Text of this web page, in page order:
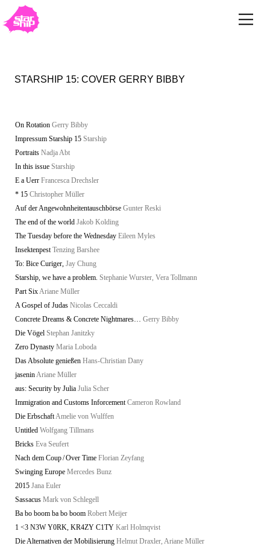
STARSHIP 15: COVER GERRY BIBBY
On Rotation Gerry Bibby
Impressum Starship 15 Starship
Portraits Nadja Abt
In this issue Starship
E a Uerr Francesca Drechsler
* 15 Christopher Müller
Auf der Angewohnheitentauschbörse Gunter Reski
The end of the world Jakob Kolding
The Tuesday before the Wednesday Eileen Myles
Insektenpest Tenzing Barshee
To: Bice Curiger, Jay Chung
Starship, we have a problem. Stephanie Wurster, Vera Tollmann
Part SixAriane Müller
A Gospel of Judas Nicolas Ceccaldi
Concrete Dreams & Concrete Nightmares… Gerry Bibby
Die Vögel Stephan Janitzky
Zero Dynasty Maria Loboda
Das Absolute genießen Hans-Christian Dany
jaseninAriane Müller
aus: Security by Julia Julia Scher
Immigration and Customs Inforcement Cameron Rowland
Die ErbschaftAmelie von Wulffen
Untitled Wolfgang Tillmans
Bricks Eva Seufert
Nach dem Coup / Over Time Florian Zeyfang
Swinging Europe Mercedes Bunz
2015 Jana Euler
Sassacus Mark von Schlegell
Ba bo boom ba bo boom Robert Meijer
1 <3 N3W Y0RK, KR4ZY C1TY Karl Holmqvist
Die Alternativen der Mobilisierung Helmut Draxler, Ariane Müller